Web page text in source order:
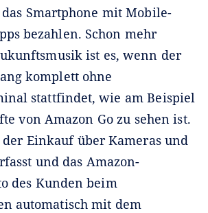
das Smartphone mit Mobile-
bezahlen. Schon mehr
ist es, wenn der
komplett ohne
stattfindet, wie am Beispiel
von Amazon Go zu sehen ist.
Einkauf über Kameras und
und das Amazon-
des Kunden beim
automatisch mit dem